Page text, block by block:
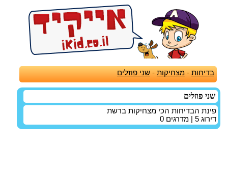
בדיחות -מצחיקות -שני פוזלים
שני פוזלים
פינת הבדיחות הכי מצחיקות ברשת
דירוג 5 | מדרגים 0